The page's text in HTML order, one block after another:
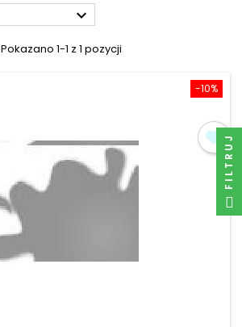

Pokazano 1-1 z 1 pozycji
-10%
FILTRUJ